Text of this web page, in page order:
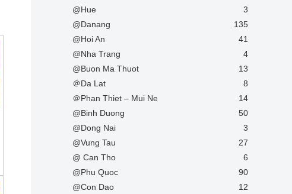
@Hue
3
@Danang
135
@Hoi An
41
@Nha Trang
4
@Buon Ma Thuot
13
＠Da Lat
8
＠Phan Thiet – Mui Ne
14
@Binh Duong
50
@Dong Nai
3
@Vung Tau
27
@ Can Tho
6
@Phu Quoc
90
@Con Dao
12